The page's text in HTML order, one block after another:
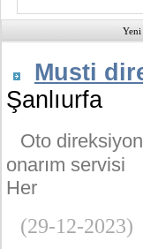
Musti
Şanlıurfa
Oto
onarım servisi
Her
(29-12-2023)